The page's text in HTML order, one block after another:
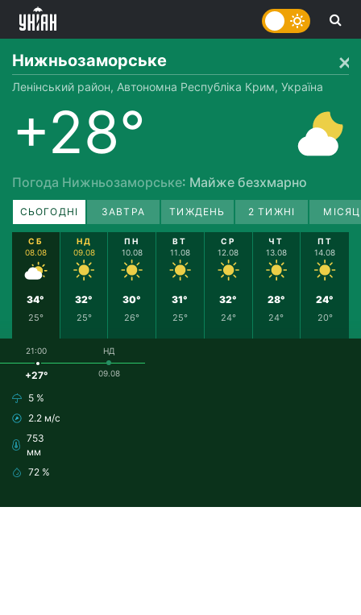
Нижньозаморське
Ленінський район, Автономна Республіка Крим, Україна
+28°
Погода Нижньозаморське: Майже безхмарно
СЬОГОДНІ ЗАВТРА ТИЖДЕНЬ 2 ТИЖНІ
СБ
08.08
34°
25°
НД
09.08
32°
25°
ПН
10.08
30°
26°
ВТ
11.08
31°
25°
СР
12.08
32°
24°
ЧТ
13.08
28°
24°
ПТ
14.08
24°
20°
21:00
+27°
5 %
2.2 м/с
753
мм
72 %
НД
09.08